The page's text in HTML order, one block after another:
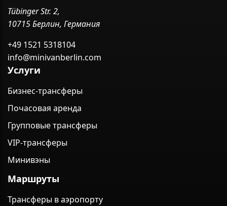
Tübinger Str. 2,
10715 Берлин, Германия
+49 1521 5318104
info@minivanberlin.com
Услуги
Бизнес-трансферы
Почасовая аренда
Групповые трансферы
VIP-трансферы
Минивэны
Маршруты
Трансферы в аэропорту